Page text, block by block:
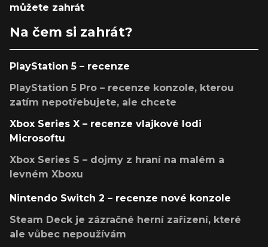
můžete zahrát
Na čem si zahrát?
PlayStation 5 – recenze
PlayStation 5 Pro – recenze konzole, kterou
zatím nepotřebujete, ale chcete
Xbox Series X – recenze vlajkové lodi
Microsoftu
Xbox Series S – dojmy z hraní na malém a
levném Xboxu
Nintendo Switch 2 – recenze nové konzole
Steam Deck je zázračné herní zařízení, které
ale vůbec nepoužívám